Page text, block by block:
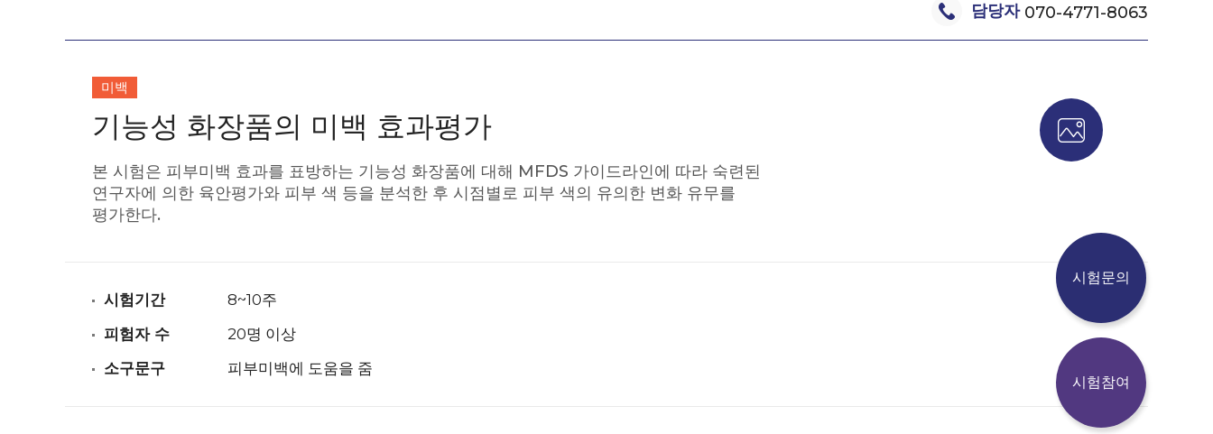
담당자 070-4771-8063
미백
기능성 화장품의 미백 효과평가
본 시험은 피부미백 효과를 표방하는 기능성 화장품에 대해 MFDS 가이드라인에 따라 숙련된
연구자에 의한 육안평가와 피부 색 등을 분석한 후 시점별로 피부 색의 유의한 변화 유무를
평가한다.
시험기간
8~10주
피험자 수
20명 이상
소구문구
피부미백에 도움을 줌
시험문의
시험참여